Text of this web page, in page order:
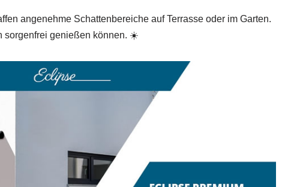
angenehme Schattenbereiche auf Terrasse oder im Garten.
sorgenfrei genießen können. ☀️